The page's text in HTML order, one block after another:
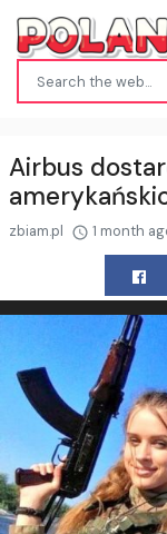
Airbus
zbiam.pl 1 month